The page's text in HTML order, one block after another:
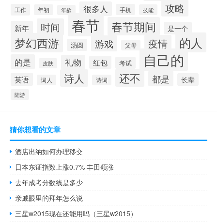
工作 年初 年龄 很多人 手机 技能 攻略
新年 时间 春节 春节期间 是一个
梦幻西游 汤圆 游戏 父母 疫情 的人
的是 皮肤 礼物 红包 考试 自己的
英语 词人 诗人 诗词 还不 都是 长辈
陆游
猜你想看的文章
酒店出纳如何办理移交
日本东证指数上涨0.7% 丰田领涨
去年成考分数线是多少
亲戚眼里的拜年怎么说
三星w2015现在还能用吗（三星w2015）